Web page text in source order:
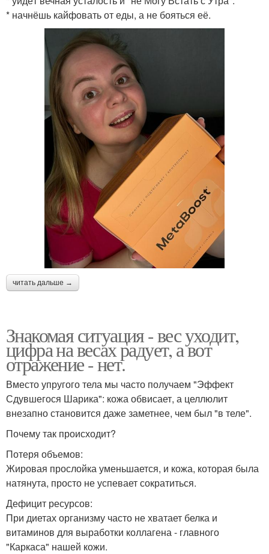
* начнёшь кайфовать от еды, а не бояться её.
читать дальше →
Знакомая ситуация - вес уходит,
цифра на весах радует, а вот
отражение - нет.
Вместо упругого тела мы часто получаем "Эффект
Сдувшегося Шарика": кожа обвисает, а целлюлит
внезапно становится даже заметнее, чем был "в теле".
Почему так происходит?
Потеря объемов:
Жировая прослойка уменьшается, и кожа, которая была
натянута, просто не успевает сократиться.
Дефицит ресурсов:
При диетах организму часто не хватает белка и
витаминов для выработки коллагена - главного
"Каркаса" нашей кожи.